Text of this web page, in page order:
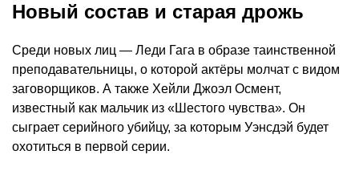
Новый состав и старая дрожь
Среди новых лиц — Леди Гага в образе таинственной
преподавательницы, о которой актёры молчат с видом
заговорщиков. А также Хейли Джоэл Осмент,
известный как мальчик из «Шестого чувства». Он
сыграет серийного убийцу, за которым Уэнсдэй будет
охотиться в первой серии.